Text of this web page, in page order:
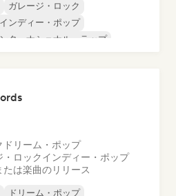
ガレージ・ロック
インディー・ポップ
ンターナショナル・ラップ
ドリーム・ポップ
・ロックインディー・ポップ
は楽曲のリリース
ドリーム・ポップ